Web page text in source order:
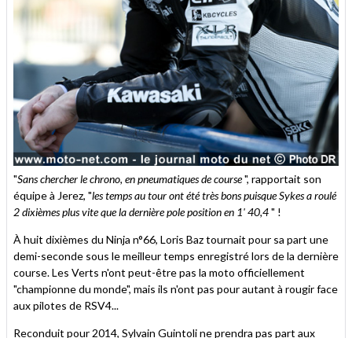
"Sans chercher le chrono, en pneumatiques de course", rapportait son
équipe à Jerez, "les temps au tour ont été très bons puisque Sykes a roulé
2 dixièmes plus vite que la dernière pole position en 1' 40,4" !
À huit dixièmes du Ninja n°66, Loris Baz tournait pour sa part une
demi-seconde sous le meilleur temps enregistré lors de la dernière
course. Les Verts n'ont peut-être pas la moto officiellement
"championne du monde", mais ils n'ont pas pour autant à rougir face
aux pilotes de RSV4...
Reconduit pour 2014, Sylvain Guintoli ne prendra pas part aux